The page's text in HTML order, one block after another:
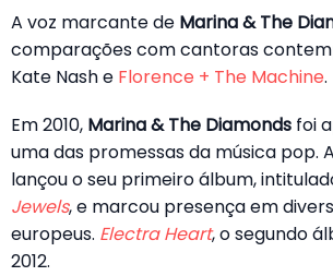
A voz marcante de Marina & The
comparações com cantoras
Kate Nash e Florence + The Machine.
Em 2010, Marina & The Diamonds foi
uma das promessas da música pop.
lançou o seu primeiro álbum,
Jewels, e marcou presença em
europeus. Electra Heart, o segundo
2012.